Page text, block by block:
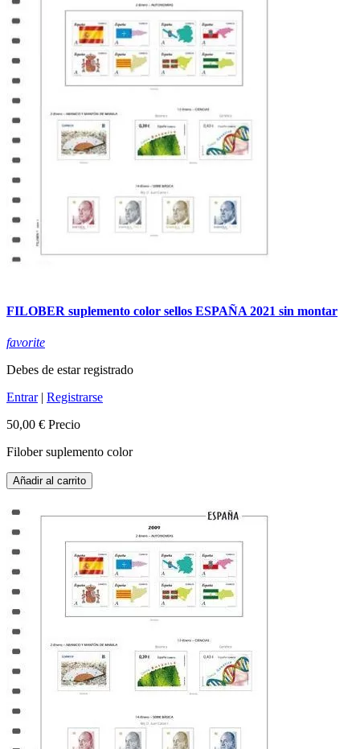
FILOBER suplemento color sellos ESPAÑA 2021 sin montar
favorite
Debes de estar registrado
Entrar| Registrarse
50,00 € Precio
Filober suplemento color
Añadir al carrito